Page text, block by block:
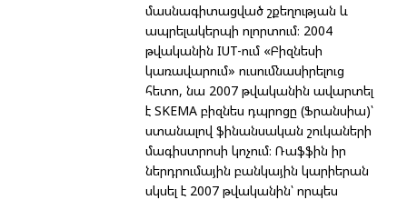
մասնագիտացված շքեղության և
ապրելակերպի ոլորտում։ 2004
թվականին IUT-ում «Բիզնեսի
կառավարում» ուսումնասիրելուց
հետո, նա 2007 թվականին ավարտել
է SKEMA բիզնես դպրոցը (Ֆրանսիա)՝
ստանալով ֆինանսական շուկաների
մագիստրոսի կոչում։ Ռաֆֆին իր
ներդրումային բանկային կարիերան
սկսել է 2007 թվականին՝ որպես